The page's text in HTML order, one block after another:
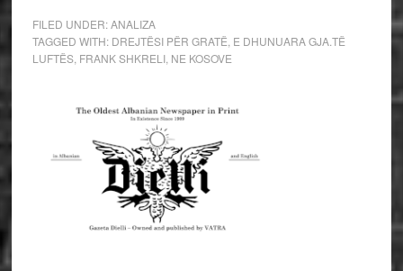
FILED UNDER:ANALIZA
TAGGED WITH: DREJTËSI PËR GRATË E DHUNUARA GJA.TË
LUFTËS, FRANK SHKRELI, NE KOSOVE